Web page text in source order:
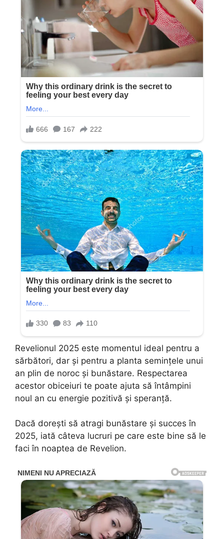
Revelionul 2025 este momentul ideal pentru a
sărbători, dar și pentru a planta semințele unui
an plin de noroc și bunăstare. Respectarea
acestor obiceiuri te poate ajuta să întâmpini
noul an cu energie pozitivă și speranță.
Dacă dorești să atragi bunăstare și succes în
2025, iată câteva lucruri pe care este bine să le
faci în noaptea de Revelion.